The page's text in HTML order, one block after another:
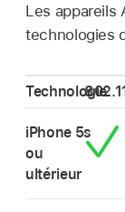
Les appareils
technologies
Technologie
iPhone 5s
ou
ultérieur